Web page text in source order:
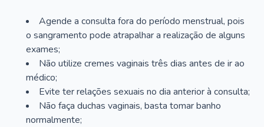
Agende a consulta fora do período menstrual, pois
o sangramento pode atrapalhar a realização de alguns
exames;
Não utilize cremes vaginais três dias antes de ir ao
médico;
Evite ter relações sexuais no dia anterior à consulta;
Não faça duchas vaginais, basta tomar banho
normalmente;